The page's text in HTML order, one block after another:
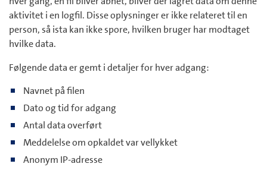
aktivitet i en logfil. Disse oplysninger er ikke relateret til en
person, så ista kan ikke spore, hvilken bruger har modtaget
hvilke data.
Følgende data er gemt i detaljer for hver adgang:
Navnet på filen
Dato og tid for adgang
Antal data overført
Meddelelse om opkaldet var vellykket
Anonym IP-adresse